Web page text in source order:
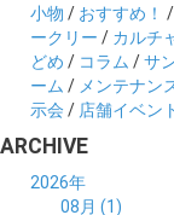
小物 / おすすめ！ /
ークリー / カルチ
どめ / コラム /サ
ーム / メンテナン
示会 / 店舗イベン
ARCHIVE
2026年
08月 (1)